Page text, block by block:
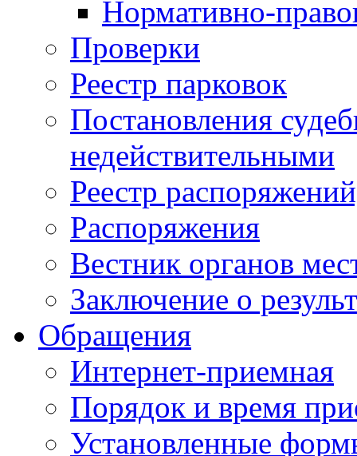
Нормативно-
Проверки
Реестр парковок
Постановления
недействительными
Реестр
Распоряжения
Вестник органов
Заключение о
Обращения
Интернет-приемная
Порядок и время
Установленные